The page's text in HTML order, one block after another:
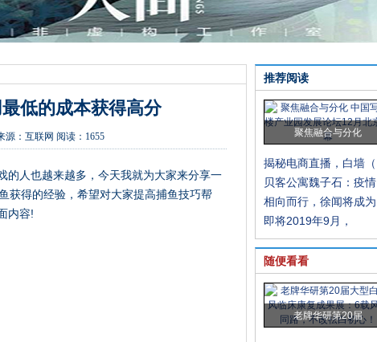
低的成本获得高分
源： 互联网 阅读：1655
的人也越来越多，今天我就为大家来分享一
获得的经验，希望对大家提高捕鱼技巧帮
内容!
推荐阅读
聚焦融合与分化
揭秘电商直播，白墙（
贝客公寓魏子石：疫情
相向而行，徐闻将成为
即将2019年9月，
随便看看
老牌华研第20届